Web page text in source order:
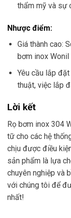
thẩm mỹ và sự
Nhược điểm:
Giá thành cao:
bơm inox Wonil
Yêu cầu lắp
thuật, việc lắp
Lời kết
Rọ bơm inox 304
tữ cho các hệ
chịu được điều
sản phẩm là lựa
chuyên nghiệp và
với chúng tôi để
nhất!